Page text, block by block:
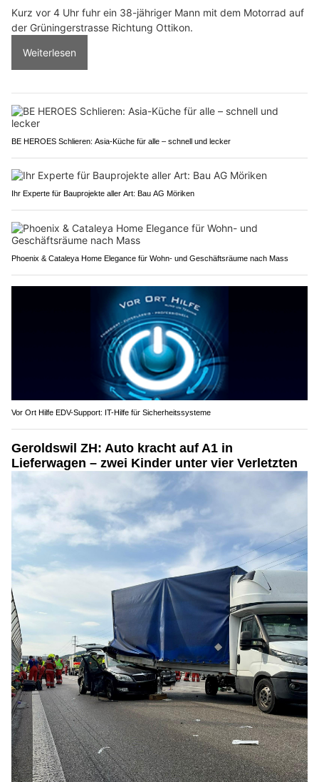
Kurz vor 4 Uhr fuhr ein 38-jähriger Mann mit dem Motorrad auf
der Grüningerstrasse Richtung Ottikon.
Weiterlesen
BE HEROES Schlieren: Asia-Küche für alle – schnell und lecker
Ihr Experte für Bauprojekte aller Art: Bau AG Möriken
Phoenix & Cataleya Home Elegance für Wohn- und Geschäftsräume nach Mass
Vor Ort Hilfe EDV-Support: IT-Hilfe für Sicherheitssysteme
Geroldswil ZH: Auto kracht auf A1 in
Lieferwagen – zwei Kinder unter vier Verletzten